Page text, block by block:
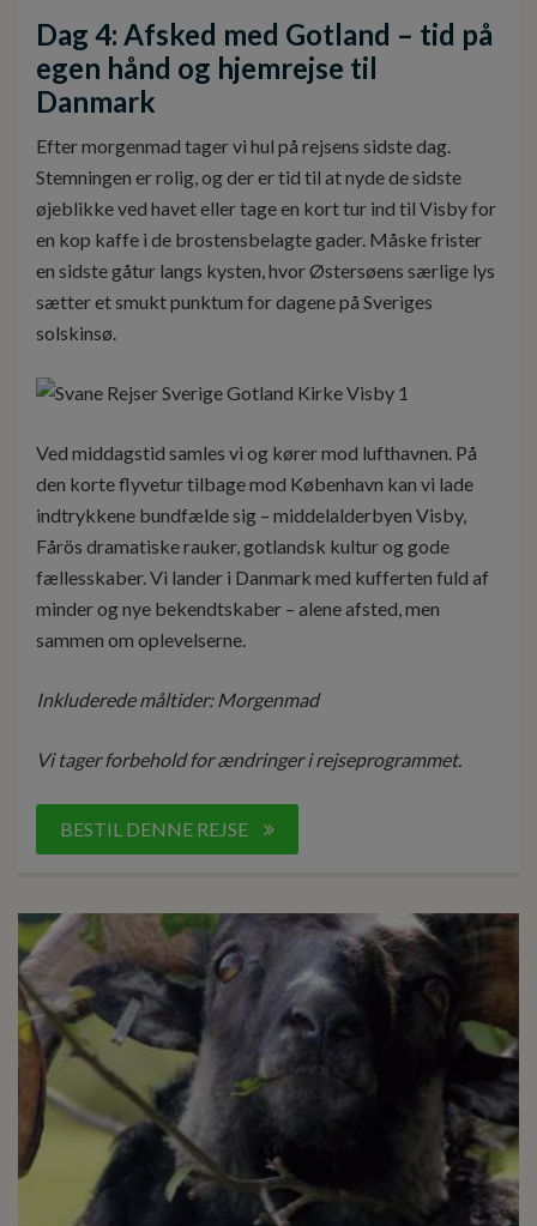
Dag 4: Afsked med Gotland – tid på
egen hånd og hjemrejse til
Danmark
Efter morgenmad tager vi hul på rejsens sidste dag.
Stemningen er rolig, og der er tid til at nyde de sidste
øjeblikke ved havet eller tage en kort tur ind til Visby for
en kop kaffe i de brostensbelagte gader. Måske frister
en sidste gåtur langs kysten, hvor Østersøens særlige lys
sætter et smukt punktum for dagene på Sveriges
solskinsø.
Ved middagstid samles vi og kører mod lufthavnen. På
den korte flyvetur tilbage mod København kan vi lade
indtrykkene bundfælde sig – middelalderbyen Visby,
Fårös dramatiske rauker, gotlandsk kultur og gode
fællesskaber. Vi lander i Danmark med kufferten fuld af
minder og nye bekendtskaber – alene afsted, men
sammen om oplevelserne.
Inkluderede måltider: Morgenmad
Vi tager forbehold for ændringer i rejseprogrammet.
BESTIL DENNE REJSE